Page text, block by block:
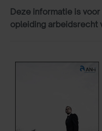
Deze informatie is
opleiding arbeidsrecht